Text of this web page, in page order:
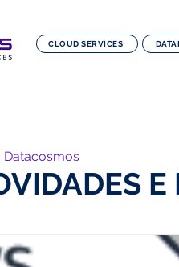
CLOUD SERVICES